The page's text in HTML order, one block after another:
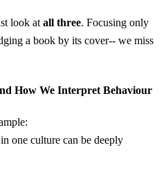
look at all three. Focusing only
a book by its cover-- we miss
How We Interpret Behaviour
one culture can be deeply